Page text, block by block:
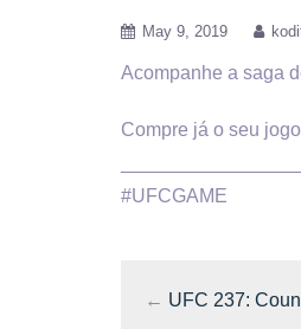
May 9, 2019
Acompanhe a saga
Compre já o seu
#UFCGAME
← UFC 237: